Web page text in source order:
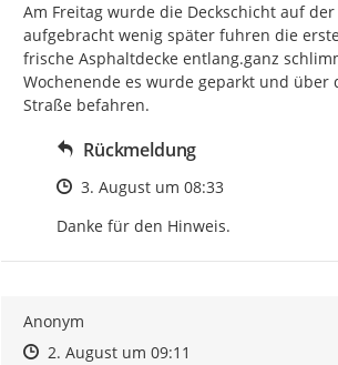
Am Freitag wurde die Deckschicht auf
aufgebracht wenig später fuhren die
frische Asphaltdecke entlang.ganz
Wochenende es wurde geparkt und über
Straße befahren.
Rückmeldung
Zeitpunkt des Erstellens
3. August um 08:33
Danke für den Hinweis.
Anonym
Zeitpunkt des Erstellens
Zeitpunkt des Erstellens
2. August um 09:11